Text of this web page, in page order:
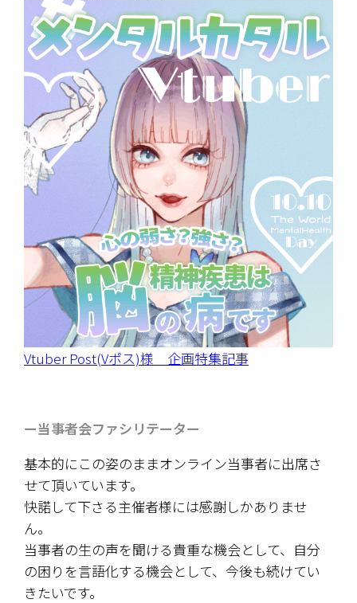
Vtuber Post(Vポス)様　企画特集記事
ー当事者会ファシリテーター
基本的にこの姿のままオンライン当事者に出席さ
せて頂いています。
快諾して下さる主催者様には感謝しかありませ
ん。
当事者の生の声を聞ける貴重な機会として、自分
の困りを言語化する機会として、今後も続けてい
きたいです。